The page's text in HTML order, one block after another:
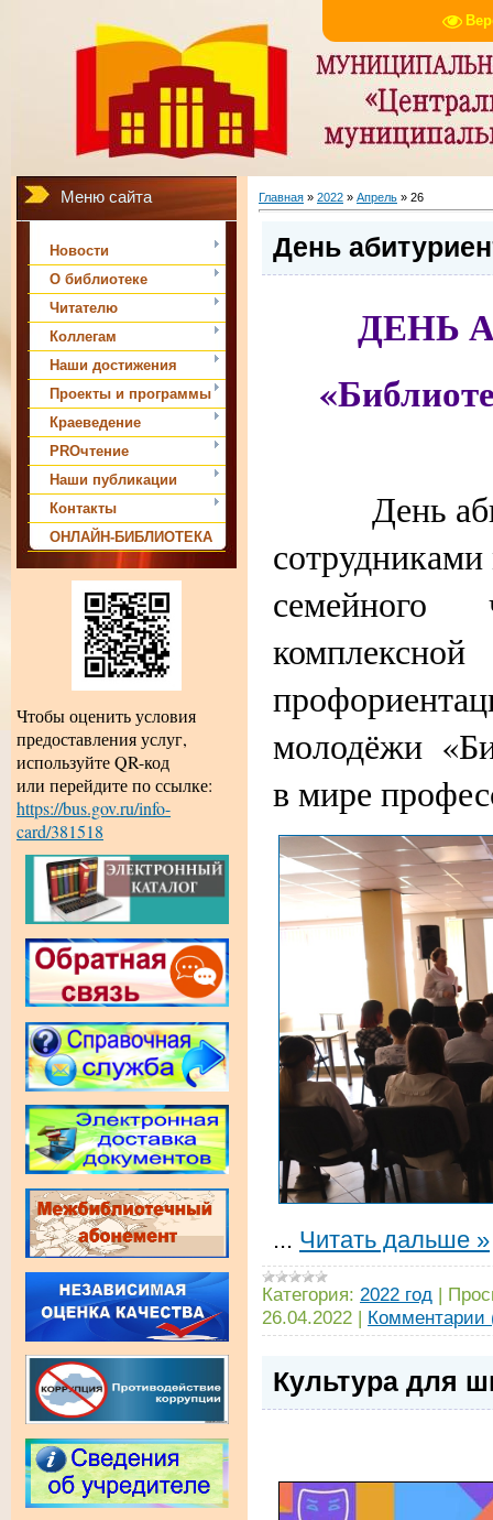
Меню сайта
Новости
О библиотеке
Читателю
Коллегам
Наши достижения
Проекты и программы
Краеведение
PROчтение
Наши публикации
Контакты
ОНЛАЙН-БИБЛИОТЕКА
Чтобы оценить условия
предоставления услуг,
используйте QR-код
или перейдите по ссылке:
https://bus.gov.ru/info-
card/381518
Главная » 2022 » Апрель » 26
День
ДЕНЬ
День
молодёжи
в мире
... Читать дальше »
Категория: 2022 год |
26.04.2022 | Комментарии
Культура для